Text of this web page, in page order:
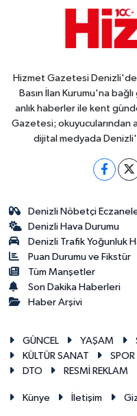
Hizmet Gazetesi Denizli'de
Basın İlan Kurumu'na
anlık haberler ile kent
Gazetesi; okuyucularından
dijital medyada
Denizli Nöbetçi
Denizli Hava Durumu
Denizli Trafik Yoğunluk
Puan Durumu ve Fikstür
Tüm Manşetler
Son Dakika Haberleri
Haber Arşivi
GÜNCEL YAŞAM
KÜLTÜR SANAT
SPOR
DTO
RESMİ REKLAM
Künye İletişim